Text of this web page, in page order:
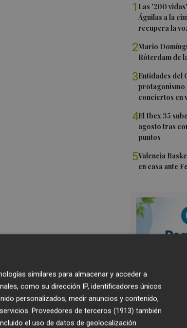
1 Las '200
Águilas a la
recupera la
2Mario
Róterdam de
3Entidades del
protagonismo
conciertos en
4El Ibex 35
agosto tras
puntos
5Valencia
en casa ante
similares para almacenar y acceder a
como su dirección IP, identificadores únicos
personalizados, medir anuncios y contenido,
Proveedores de terceros (1913) también
el uso de datos de geolocalización